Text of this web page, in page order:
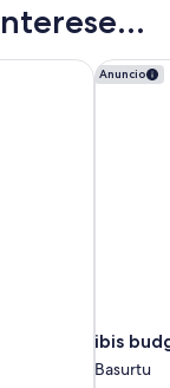
Anuncio
ibis
Basurtu
ibis